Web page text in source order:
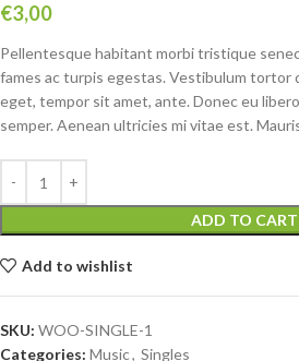
€3,00
Pellentesque habitant morbi tristique
fames ac turpis egestas. Vestibulum tortor
eget, tempor sit amet, ante. Donec eu
semper. Aenean ultricies mi vitae est.
ADD TO CART
Add to wishlist
SKU: WOO-SINGLE-1
Categories: Music, Singles